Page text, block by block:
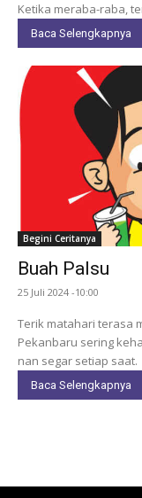
Ketika meraba-raba,
Baca Selengkapnya
Begini Ceritanya
Buah Palsu
25 Juli 2024 -10:00
Terik matahari terasa
Pekanbaru sering
nan segar setiap saat.
Baca Selengkapnya